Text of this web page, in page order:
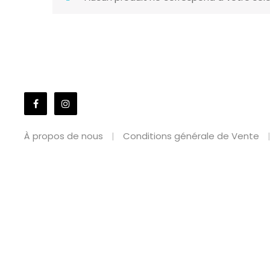
À propos de nous Conditions générale de Vente